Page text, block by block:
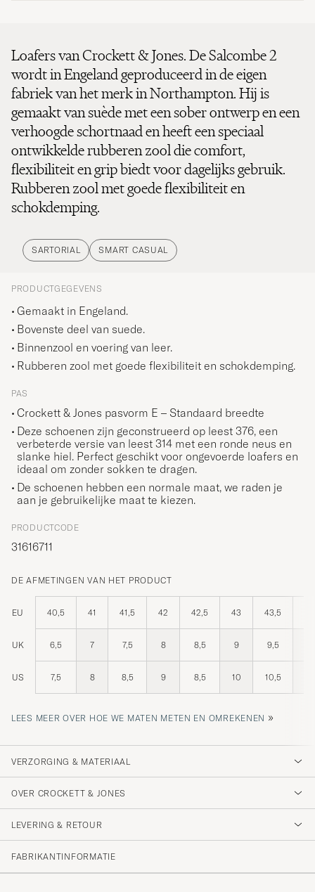
Loafers van Crockett & Jones. De Salcombe 2
wordt in Engeland geproduceerd in de eigen
fabriek van het merk in Northampton. Hij is
gemaakt van suède met een sober ontwerp en een
verhoogde schortnaad en heeft een speciaal
ontwikkelde rubberen zool die comfort,
flexibiliteit en grip biedt voor dagelijks gebruik.
Rubberen zool met goede flexibiliteit en
schokdemping.
SARTORIAL SMART CASUAL
PRODUCTGEGEVENS
Gemaakt in Engeland.
Bovenste deel van suede.
Binnenzool en voering van leer.
Rubberen zool met goede flexibiliteit en schokdemping.
PAS
Crockett & Jones pasvorm E – Standaard breedte
Deze schoenen zijn geconstrueerd op leest 376, een
verbeterde versie van leest 314 met een ronde neus en
slanke hiel. Perfect geschikt voor ongevoerde loafers en
ideaal om zonder sokken te dragen.
De schoenen hebben een normale maat, we raden je
aan je gebruikelijke maat te kiezen.
PRODUCTCODE
31616711
DE AFMETINGEN VAN HET PRODUCT
EU 40,5 41 41,5 42 42,5 43 43,5
UK 6,5 7 7,5 8 8,5 9 9,5
US 7,5 8 8,5 9 8,5 10 10,5
LEES MEER OVER HOE WE MATEN METEN EN OMREKENEN »
VERZORGING & MATERIAAL
OVER CROCKETT & JONES
LEVERING & RETOUR
FABRIKANTINFORMATIE